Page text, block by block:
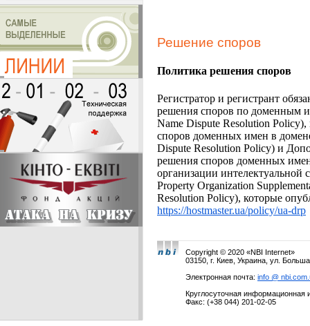
Решение споров
Политика решения споров
Регистратор и регистрант
решения споров по доменным
Name Dispute Resolution
споров доменных имен в
Dispute Resolution Policy) и
решения споров доменных
организации интелектуальной
Property Organization
Resolution Policy), которые
https://hostmaster.ua/policy/ua-drp
Copyright © 2020 «NBI Internet»
03150, г. Киев, Украина, ул.
Электронная почта: info @
Круглосуточная информационная
Факс: (+38 044) 201-02-05